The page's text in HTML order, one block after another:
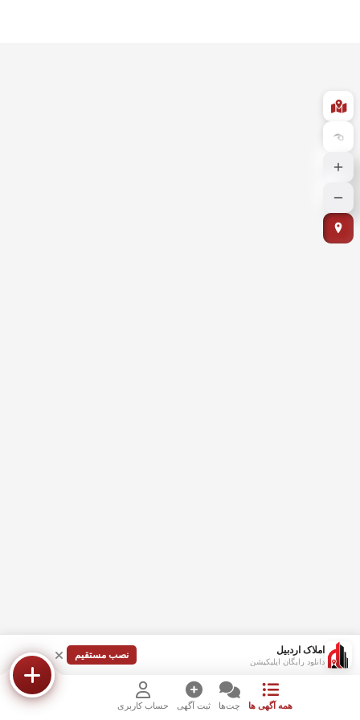
املاک اردبیل
دانلود رایگان اپلیکیشن
نصب مستقیم
همه آگهی ها چت‌ها ثبت آگهی حساب کاربری